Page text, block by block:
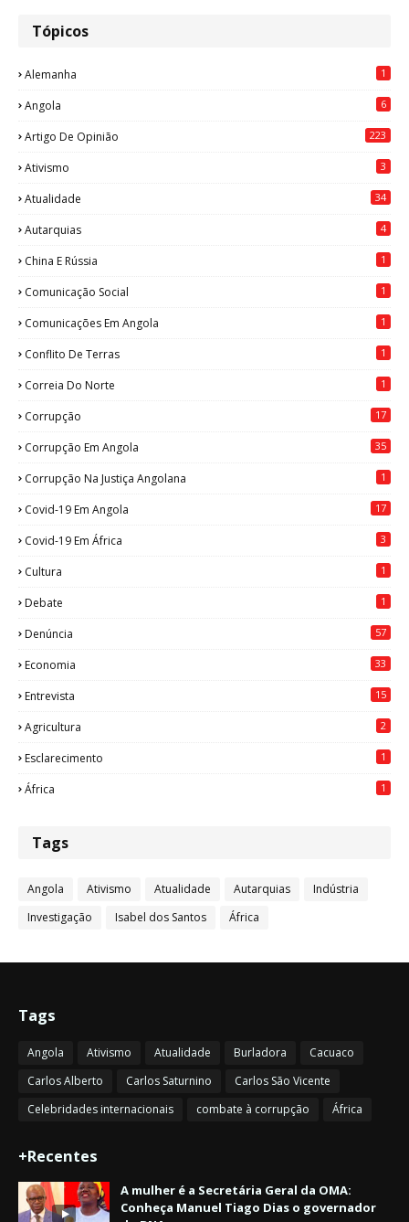
Tópicos
Alemanha 1
Angola 6
Artigo De Opinião 223
Ativismo 3
Atualidade 34
Autarquias 4
China E Rússia 1
Comunicação Social 1
Comunicações Em Angola 1
Conflito De Terras 1
Correia Do Norte 1
Corrupção 17
Corrupção Em Angola 35
Corrupção Na Justiça Angolana 1
Covid-19 Em Angola 17
Covid-19 Em África 3
Cultura 1
Debate 1
Denúncia 57
Economia 33
Entrevista 15
Agricultura 2
Esclarecimento 1
África 1
Tags
Angola Ativismo Atualidade Autarquias
Indústria
Investigação
Isabel dos Santos África
Tags
Angola Ativismo Atualidade Burladora
Cacuaco
Carlos Alberto
Carlos Saturnino
Carlos São Vicente
Celebridades internacionais
combate à corrupção África
+Recentes
A mulher é a Secretária Geral da OMA:
Conheça Manuel Tiago Dias o governador